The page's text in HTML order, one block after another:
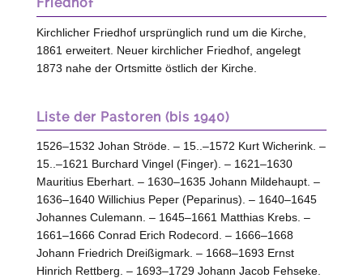
Friedhof
Kirchlicher Friedhof ursprünglich rund um die Kirche,
1861 erweitert. Neuer kirchlicher Friedhof, angelegt
1873 nahe der Ortsmitte östlich der Kirche.
Liste der Pastoren (bis 1940)
1526–1532 Johan Ströde. – 15..–1572 Kurt Wicherink. –
15..–1621 Burchard Vingel (Finger). – 1621–1630
Mauritius Eberhart. – 1630–1635 Johann Mildehaupt. –
1636–1640 Willichius Peper (Peparinus). – 1640–1645
Johannes Culemann. – 1645–1661 Matthias Krebs. –
1661–1666 Conrad Erich Rodecord. – 1666–1668
Johann Friedrich Dreißigmark. – 1668–1693 Ernst
Hinrich Rettberg. – 1693–1729 Johann Jacob Fehseke.